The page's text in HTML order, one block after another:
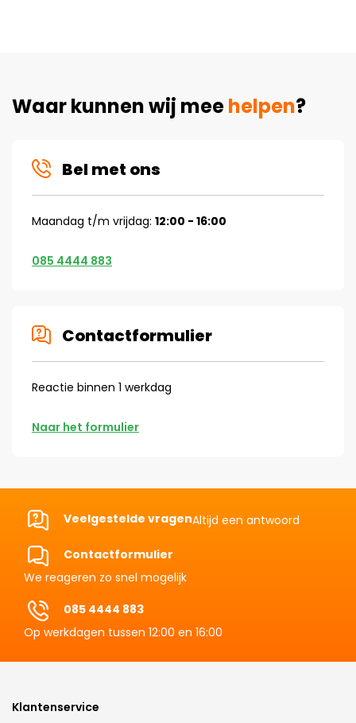
Waar kunnen wij meehelpen?
Bel met ons
Maandag t/m vrijdag: 12:00 - 16:00
085 4444 883
Contactformulier
Reactie binnen 1 werkdag
Naar het formulier
Veelgestelde vragenAltijd een antwoord
Contactformulier
We reageren zo snel mogelijk
085 4444 883
Op werkdagen tussen 12:00 en 16:00
Klantenservice